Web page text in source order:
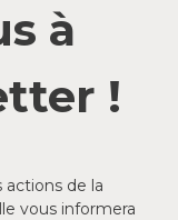
à
!
de la
vous informera